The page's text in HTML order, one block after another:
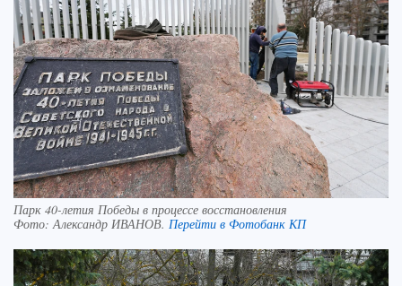
Парк 40-летия Победы в процессе восстановления
Фото: Александр ИВАНОВ. Перейти в Фотобанк КП